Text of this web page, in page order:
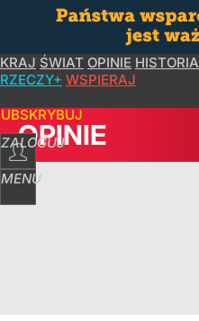
KRAJ ŚWIAT OPINIE HISTORIA
RZECZY+ WSPIERAJ
ZALOGUJ
MENU
OPINIE